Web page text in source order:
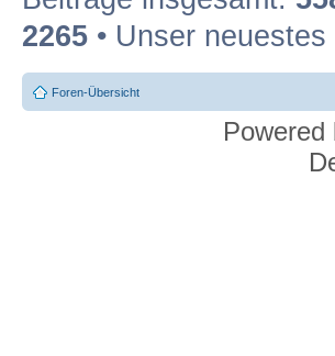
2265 • Unser neuestes
Foren-Übersicht
Powered